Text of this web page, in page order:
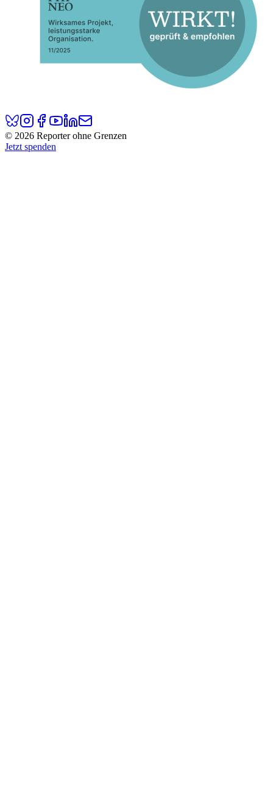
© 2026 Reporter ohne Grenzen
Jetzt spenden